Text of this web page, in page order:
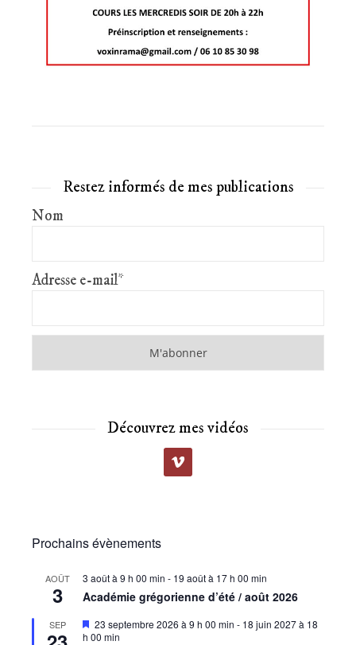
Restez informés de mes publications
Nom
Adresse e-mail*
Découvrez mes vidéos
Prochains évènements
AOÛT
3
3 août à 9 h 00 min - 19 août à 17 h 00 min
Académie grégorienne d’été / août 2026
SEP
Mis
en
23 septembre 2026 à 9 h 00 min - 18 juin 2027 à 18
h 00 min